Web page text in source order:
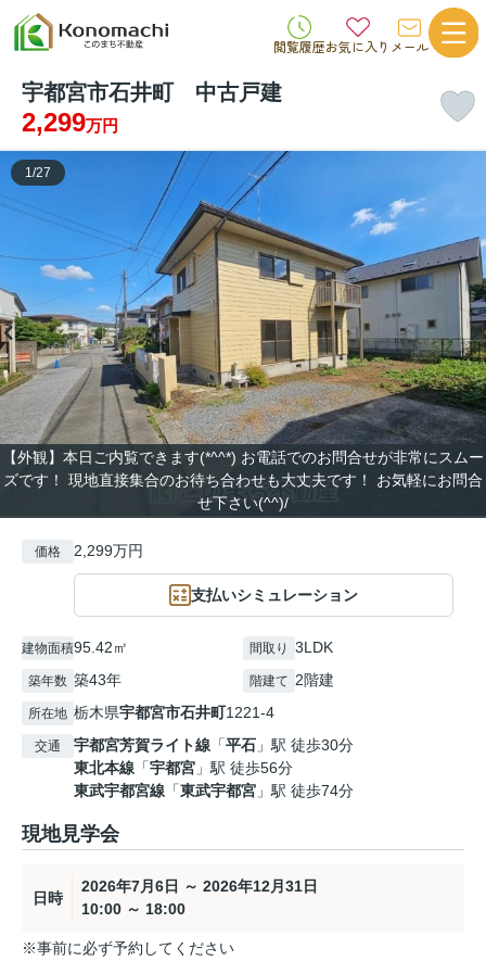
閲覧履歴お気に入り メール
宇都宮市石井町 中古戸建
2,299万円
【外観】本日ご内覧できます(*^^*) お電話でのお問合せが非常にスムー
ズです！ 現地直接集合のお待ち合わせも大丈夫です！ お気軽にお問合
せ下さい(^^)/
1 /27
価格 2,299万円
支払いシミュレーション
建物面積95.42㎡ 間取り 3LDK
築年数 築43年 階建て 2階建
所在地 栃木県宇都宮市石井町1221-4
交通 宇都宮芳賀ライト線 「平石 」駅 徒歩30分
東北本線 「宇都宮 」駅 徒歩56分
東武宇都宮線 「東武宇都宮 」駅 徒歩74分
現地見学会
日時
2026年7月6日 ～ 2026年12月31日
10:00 ～ 18:00
※事前に必ず予約してください